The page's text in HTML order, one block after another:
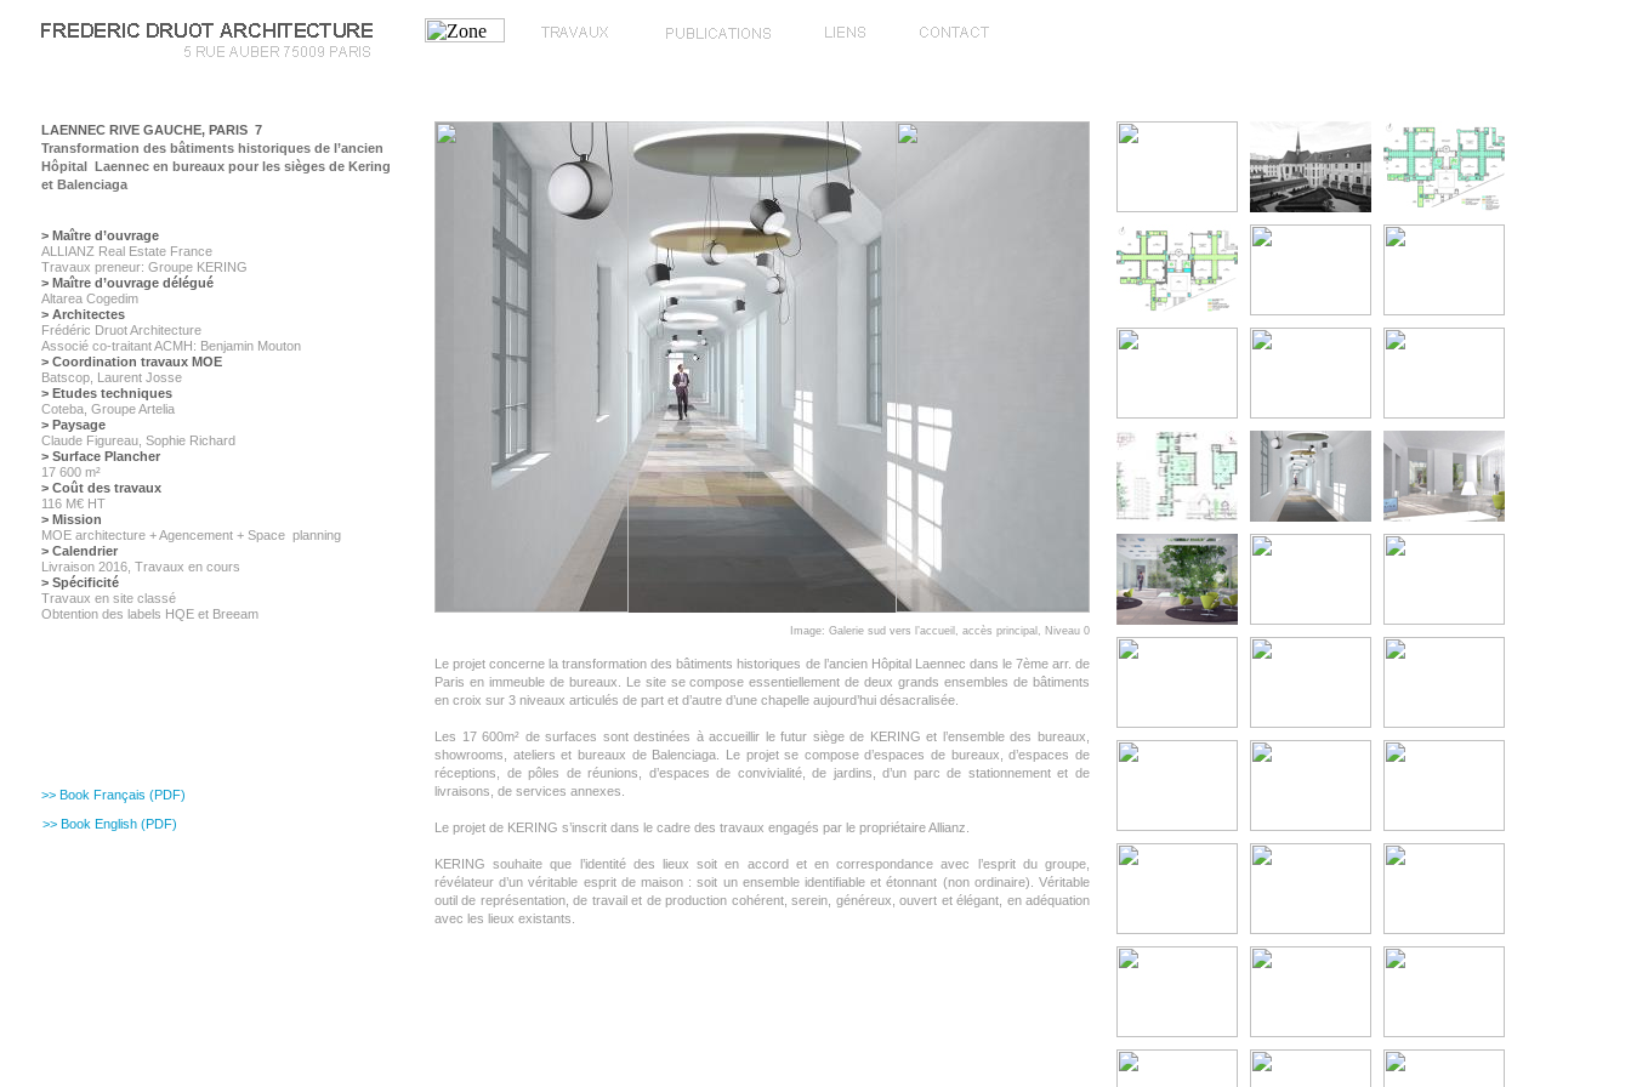
LAENNEC RIVE GAUCHE, PARIS 7
Transformation des bâtiments historiques de l’ancien
Hôpital Laennec en bureaux pour les sièges de Kering
et Balenciaga
> Maître d’ouvrage
ALLIANZ Real Estate France
Travaux preneur: Groupe KERING
> Maître d’ouvrage délégué
Altarea Cogedim
> Architectes
Frédéric Druot Architecture
Associé co-traitant ACMH: Benjamin Mouton
> Coordination travaux MOE
Batscop, Laurent Josse
> Etudes techniques
Coteba, Groupe Artelia
> Paysage
Claude Figureau, Sophie Richard
> Surface Plancher
17 600 m²
> Coût des travaux
116 M€ HT
> Mission
MOE architecture + Agencement + Space planning
> Calendrier
Livraison 2016, Travaux en cours
> Spécificité
Travaux en site classé
Obtention des labels HQE et Breeam
Image: Galerie sud vers l’accueil, accès principal, Niveau 0
Le projet concerne la transformation des bâtiments historiques de l’ancien Hôpital Laennec dans le 7ème arr. de
Paris en immeuble de bureaux. Le site se compose essentiellement de deux grands ensembles de bâtiments
en croix sur 3 niveaux articulés de part et d’autre d’une chapelle aujourd’hui désacralisée.
Les 17 600m² de surfaces sont destinées à accueillir le futur siège de KERING et l’ensemble des bureaux,
showrooms, ateliers et bureaux de Balenciaga. Le projet se compose d’espaces de bureaux, d’espaces de
réceptions, de pôles de réunions, d’espaces de convivialité, de jardins, d’un parc de stationnement et de
livraisons, de services annexes.
Le projet de KERING s’inscrit dans le cadre des travaux engagés par le propriétaire Allianz.
KERING souhaite que l’identité des lieux soit en accord et en correspondance avec l’esprit du groupe,
révélateur d’un véritable esprit de maison : soit un ensemble identifiable et étonnant (non ordinaire). Véritable
outil de représentation, de travail et de production cohérent, serein, généreux, ouvert et élégant, en adéquation
avec les lieux existants.
>> Book Français (PDF)
>> Book English (PDF)